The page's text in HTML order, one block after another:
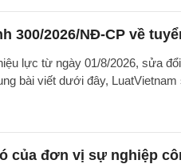
300/2026/NĐ-CP về
lực từ ngày 01/8/2026, sửa
bài viết dưới đây, LuatVietnam
của đơn vị sự nghiệp